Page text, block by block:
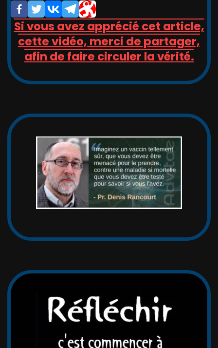
Si vous avez apprécié cet article,
cette vidéo, merci de partager,
afin de faire circuler la vérité.